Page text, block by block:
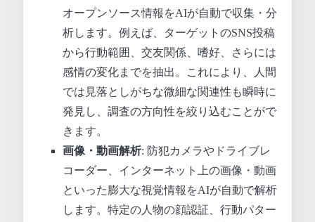
オープンソース情報をAIが自動で収集・分
析します。例えば、ターゲットのSNS投稿
から行動範囲、交友関係、嗜好、さらには
感情の変化までを抽出。これにより、人間
では見落としがちな微細な関連性も瞬時に
発見し、調査の方向性を絞り込むことがで
きます。
画像・動画解析: 防犯カメラやドライブレ
コーダー、インターネット上の画像・動画
といった膨大な視覚情報をAIが自動で解析
します。特定の人物の顔認証、行動パター